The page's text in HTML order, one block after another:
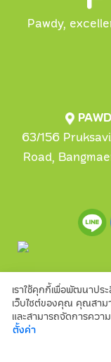
Pawdy,
63/156
Road,
เราใช้คุกกี้เพื่อพัฒนาปร
เว็บไซต์ของคุณ คุณสาม
และสามารถจัดการควา
ตั้งค่า